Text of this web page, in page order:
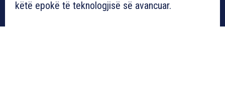
këtë epokë të teknologjisë së avancuar.